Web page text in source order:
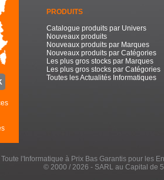
PRODUITS
Catalogue produits par Univers
Nouveaux produits
Nouveaux produits par Marques
Nouveaux produits par Catégories
Les plus gros stocks par Marques
Les plus gros stocks par Catégories
Toutes les Actualités Informatiques
Toute l'Informatique à Prix Bas Garantis pour les
© 2000 / 2026 - SARL au Capital de